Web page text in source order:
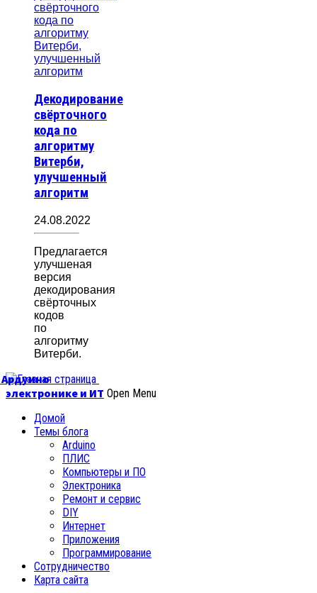
Декодирование
свёрточного
кода по
алгоритму
Витерби,
улучшенный
алгоритм
24.08.2022
Предлагается
улучшеная
версия
декодирования
свёрточных
кодов
по
алгоритму
Витерби.
Ардуино
электронике и ИТ Open Menu
Домой
Темы блога
Arduino
ПЛИС
Компьютеры и ПО
Электроника
Ремонт и сервис
DIY
Интернет
Приложения
Программирование
Сотрудничество
Карта сайта